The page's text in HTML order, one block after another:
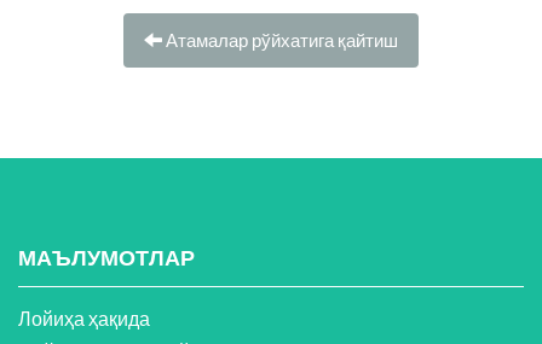
Атамалар рўйхатига қайтиш
МАЪЛУМОТЛАР
Лойиҳа ҳақида